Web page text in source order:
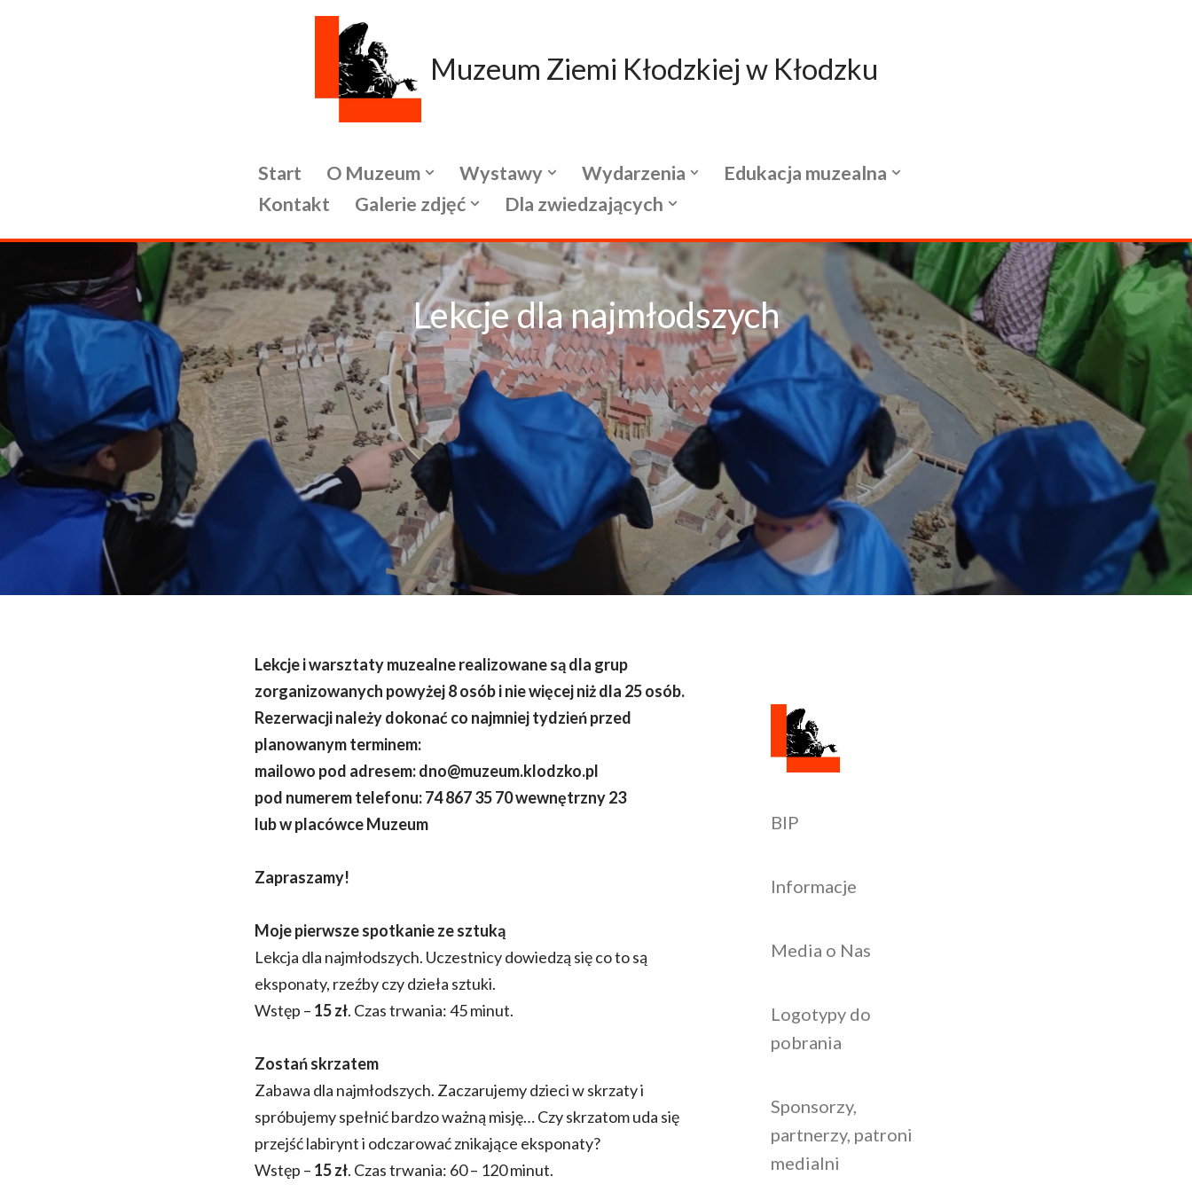
Muzeum Ziemi Kłodzkiej w Kłodzku
Start O Muzeum Wystawy Wydarzenia
Edukacja muzealna
Kontakt
Galerie zdjęć Dla zwiedzających
Lekcje dla najmłodszych
Lekcje i warsztaty muzealne realizowane są dla grup
zorganizowanych powyżej 8 osób i nie więcej niż dla 25 osób.
Rezerwacji należy dokonać co najmniej tydzień przed
planowanym terminem:
mailowo pod adresem: dno@muzeum.klodzko.pl
pod numerem telefonu: 74 867 35 70 wewnętrzny 23
lub w placówce Muzeum
Zapraszamy!
Moje pierwsze spotkanie ze sztuką
Lekcja dla najmłodszych. Uczestnicy dowiedzą się co to są
eksponaty, rzeźby czy dzieła sztuki.
Wstęp – 15 zł. Czas trwania: 45 minut.
Zostań skrzatem
Zabawa dla najmłodszych. Zaczarujemy dzieci w skrzaty i
spróbujemy spełnić bardzo ważną misję… Czy skrzatom uda się
przejść labirynt i odczarować znikające eksponaty?
Wstęp – 15 zł. Czas trwania: 60 – 120 minut.
BIP
Informacje
Media o Nas
Logotypy do
pobrania
Sponsorzy,
partnerzy, patroni
medialni